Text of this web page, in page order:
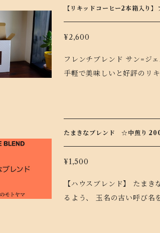
先の住所入力フォームが表示されます。 フレンチローストの人気
のキレのよさで、後口スッ
ーに。温めてお召し上がりの際は加熱し
リキッドタイプのフレンチ
【リキッドコーヒー2本箱入
¥2,600
フレンチブレンド サン=ジェル
手軽で美味しいと好評の
先の住所入力フォームが表示されます。 フレンチローストの人気ブ
のキレのよさで、後口スッ
ーに。温めてお召し上がりの際は加熱し
リキッドタイプのフレンチ
たまきなブレンド ☆中煎り
¥1,500
【ハウスブレンド】 たまきなブレン
るよう、 玉名の古い呼び名